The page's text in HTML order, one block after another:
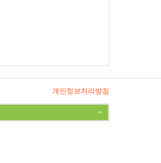
개인정보처리방침
+